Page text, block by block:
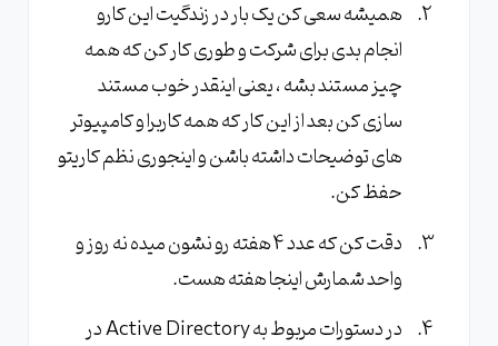
همیشه سعی کن یک بار در زندگیت این کارو
انجام بدی برای شرکت و طوری کار کن که همه
چیز مستند بشه ، یعنی اینقدر خوب مستند
سازی کن بعد از این کار که همه کاربرا و کامپیوتر
های توضیحات داشته باشن و اینجوری نظم کاریتو
حفظ کن.
دقت کن که عدد 4 هفته رو نشون میده نه روز و
واحد شمارش اینجا هفته هست.
در دستورات مربوط به Active Directory در